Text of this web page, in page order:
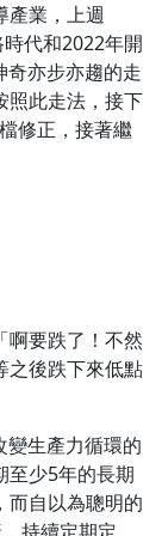
產業，上週
代和2022年開
奇亦步亦趨的走
照此走法，接下
修正，接著繼
啊要跌了！不然
之後跌下來低點
變生產力循環的
至少5年的長期
而自以為聰明的